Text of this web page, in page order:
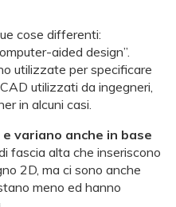
cose differenti:
aided design”.
utilizzate per specificare
utilizzati da ingegneri,
in alcuni casi.
variano anche in base
fascia alta che inseriscono
2D, ma ci sono anche
meno ed hanno